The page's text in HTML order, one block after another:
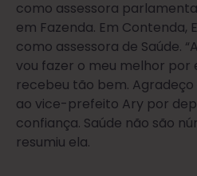
como assessora
em Fazenda. Em Contenda,
como assessora de Saúde.
vou fazer o meu melhor por
recebeu tão bem.
ao vice-prefeito Ary por
confiança. Saúde não são
resumiu ela.